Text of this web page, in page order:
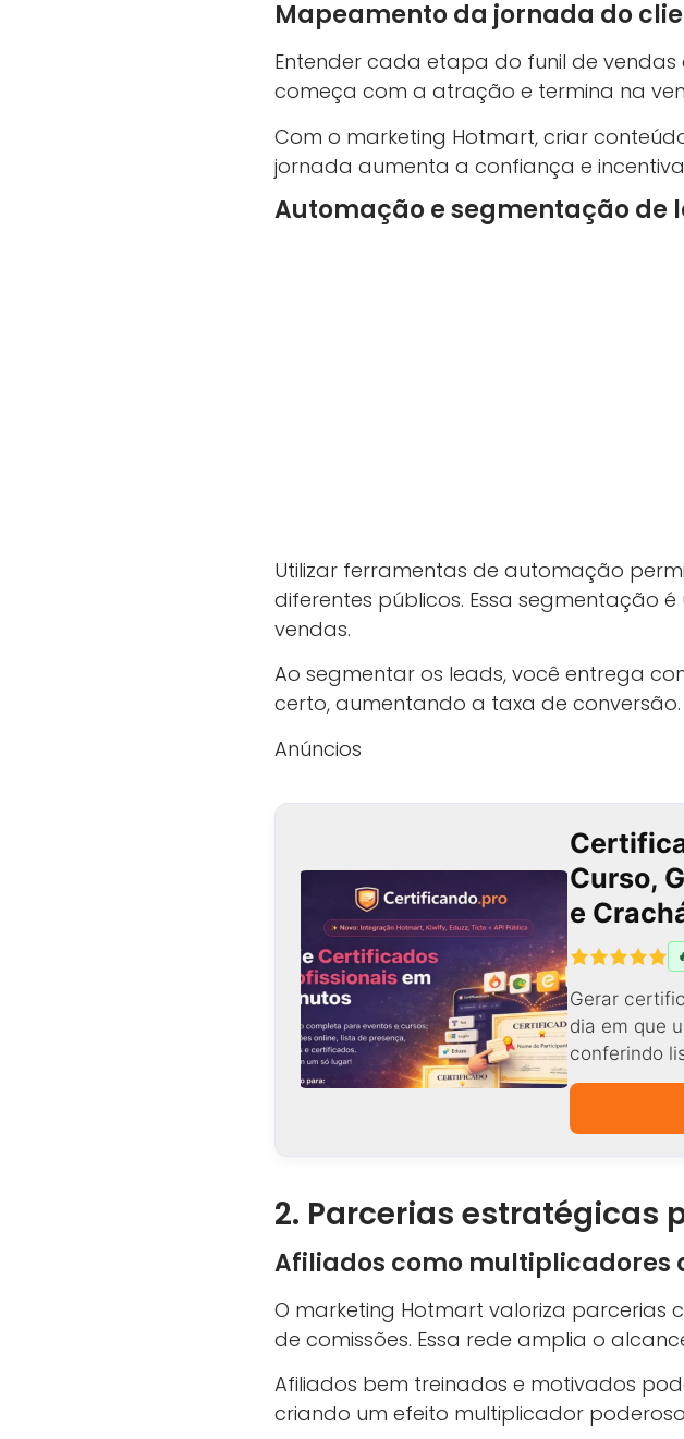
Mapeamento da jornada do
Entender cada etapa do funil de vendas
começa com a atração e termina na
Com o marketing Hotmart, criar
jornada aumenta a confiança e
Automação e segmentação de
Utilizar ferramentas de automação
diferentes públicos. Essa segmentação
vendas.
Ao segmentar os leads, você entrega
certo, aumentando a taxa de conversão.
Anúncios
Curso,
e
Gerar
dia em que
conferindo
2. Parcerias estratégicas
Afiliados como multiplicadores
O marketing Hotmart valoriza parcerias
de comissões. Essa rede amplia o
Afiliados bem treinados e motivados
criando um efeito multiplicador